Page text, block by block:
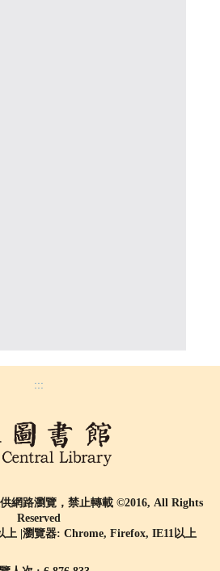
:::
網路瀏覽，禁止轉載 ©2016, All Rights
Reserved
|瀏覽器: Chrome, Firefox, IE11以上